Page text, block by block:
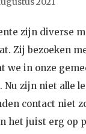
zijn diverse
Zij bezoeken
we in onze
Nu zijn niet alle
contact niet
het juist erg op